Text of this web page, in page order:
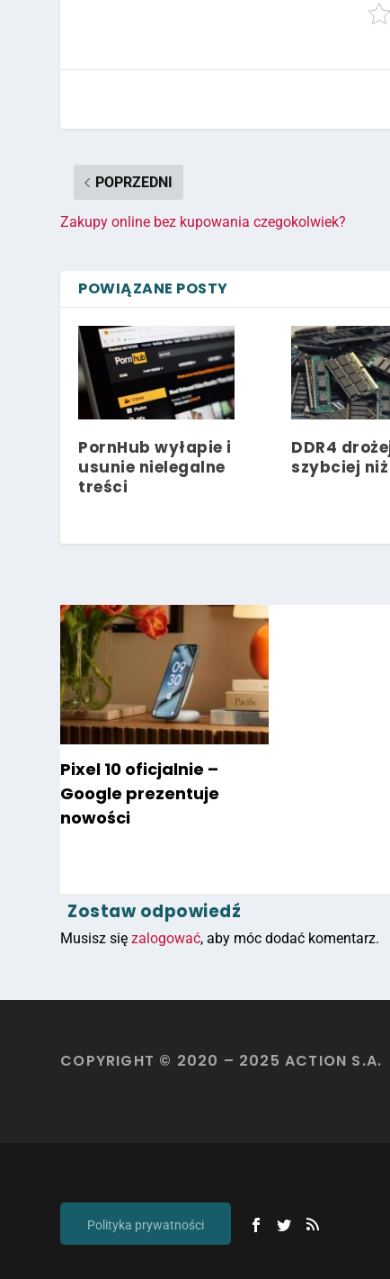
POPRZEDNI
Zakupy online bez kupowania czegokolwiek?
POWIĄZANE POSTY
PornHub wyłapie i
usunie nielegalne
treści
DDR4
szybciej niż
Pixel 10 oficjalnie –
Google prezentuje
nowości
Zostaw odpowiedź
Musisz sięzalogować, aby móc dodać komentarz.
COPYRIGHT © 2020 – 2025 ACTION S.A.
Polityka prywatności